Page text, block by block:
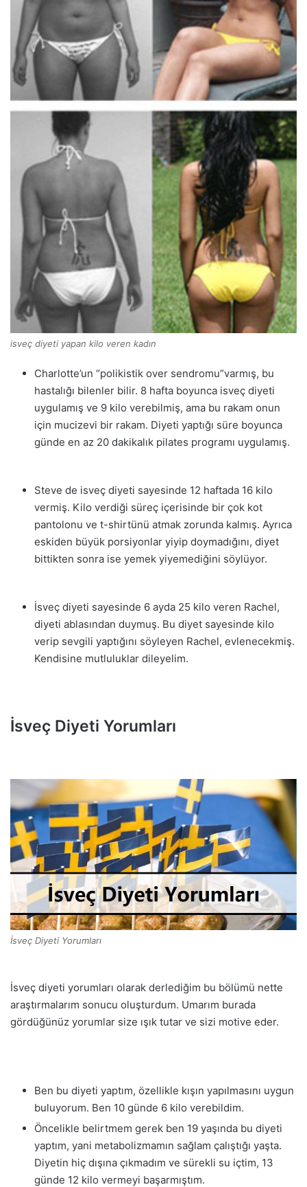
isveç diyeti yapan kilo veren kadın
Charlotte’un “polikistik over sendromu”varmış, bu
hastalığı bilenler bilir. 8 hafta boyunca isveç diyeti
uygulamış ve 9 kilo verebilmiş, ama bu rakam onun
için mucizevi bir rakam. Diyeti yaptığı süre boyunca
günde en az 20 dakikalık pilates programı uygulamış.
Steve de isveç diyeti sayesinde 12 haftada 16 kilo
vermiş. Kilo verdiği süreç içerisinde bir çok kot
pantolonu ve t-shirtünü atmak zorunda kalmış. Ayrıca
eskiden büyük porsiyonlar yiyip doymadığını, diyet
bittikten sonra ise yemek yiyemediğini söylüyor.
İsveç diyeti sayesinde 6 ayda 25 kilo veren Rachel,
diyeti ablasından duymuş. Bu diyet sayesinde kilo
verip sevgili yaptığını söyleyen Rachel, evlenecekmiş.
Kendisine mutluluklar dileyelim.
İsveç Diyeti Yorumları
İsveç Diyeti Yorumları
İsveç diyeti yorumları olarak derlediğim bu bölümü nette
araştırmalarım sonucu oluşturdum. Umarım burada
gördüğünüz yorumlar size ışık tutar ve sizi motive eder.
Ben bu diyeti yaptım, özellikle kışın yapılmasını uygun
buluyorum. Ben 10 günde 6 kilo verebildim.
Öncelikle belirtmem gerek ben 19 yaşında bu diyeti
yaptım, yani metabolizmamın sağlam çalıştığı yaşta.
Diyetin hiç dışına çıkmadım ve sürekli su içtim, 13
günde 12 kilo vermeyi başarmıştım.